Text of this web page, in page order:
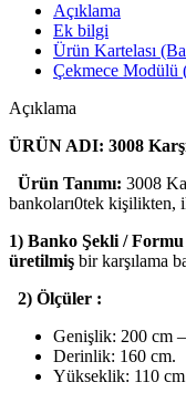
Açıklama
Ek bilgi
Ürün Kartelası
Çekmece Modülü
Açıklama
ÜRÜN ADI: 3008
Ürün Tanımı: 3008
bankoları0tek kişilikten,
1) Banko Şekli /
üretilmiş bir karşılama
2) Ölçüler :
Genişlik: 200 cm –
Derinlik: 160 cm.
Yükseklik: 110